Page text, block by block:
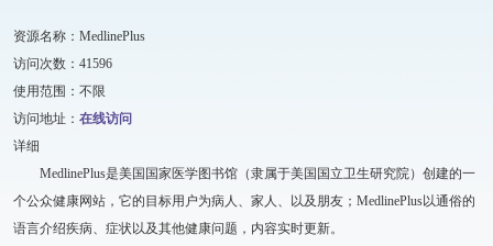
资源名称：MedlinePlus
访问次数：41596
使用范围：不限
访问地址： 在线访问
详细
MedlinePlus是美国国家医学图书馆（隶属于美国国立卫生研究院）创建的一
个公众健康网站，它的目标用户为病人、家人、以及朋友；MedlinePlus以通俗的
语言介绍疾病、症状以及其他健康问题，内容实时更新。